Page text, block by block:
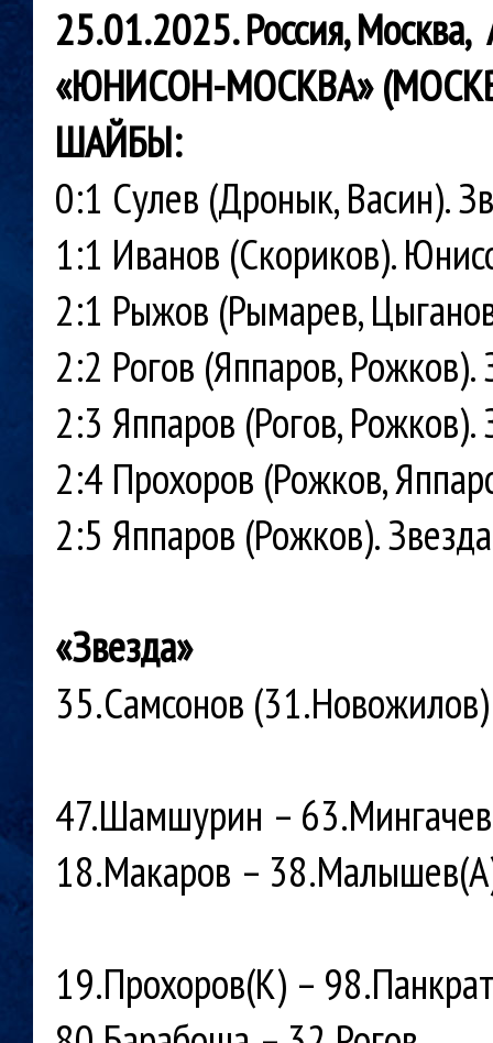
25.01.2025. Россия,
«ЮНИСОН-МОСКВА»
ШАЙБЫ:
0:1 Сулев (Дронык, Васин).
1:1 Иванов (Скориков).
2:1 Рыжов (Рымарев,
2:2 Рогов (Яппаров,
2:3 Яппаров (Рогов,
2:4 Прохоров (Рожков,
2:5 Яппаров (Рожков).
«Звезда»
35.Самсонов
47.Шамшурин –
18.Макаров – 38.Малышев
19.Прохоров(К) –